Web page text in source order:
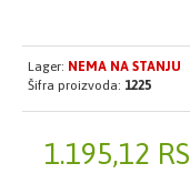
1.195,12
Lager: NEMA NA STANJU
Šifra proizvoda: 1225